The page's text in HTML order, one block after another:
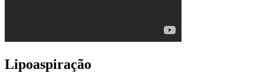
Lipoaspiração